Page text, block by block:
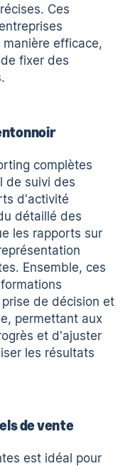
Ces
efficace,
fixer des
complètes
de suivi des
d'activité
détaillé des
les rapports sur
Ensemble, ces
de décision et
permettant aux
et d'ajuster
les résultats
de vente
est idéal pour